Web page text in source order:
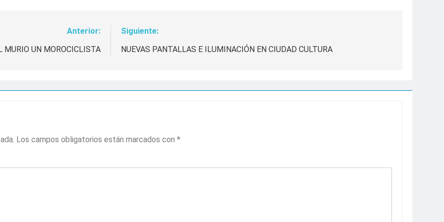
Anterior:
MURIO UN MOROCICLISTA
Siguiente:
NUEVAS PANTALLAS E ILUMINACIÓN EN CIUDAD CULTURA
Los campos obligatorios están marcados con *